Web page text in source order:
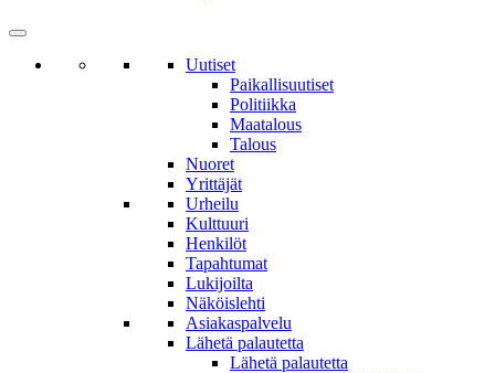
Uutiset
Paikallisuutiset
Politiikka
Maatalous
Talous
Nuoret
Yrittäjät
Urheilu
Kulttuuri
Henkilöt
Tapahtumat
Lukijoilta
Näköislehti
Asiakaspalvelu
Lähetä palautetta
Lähetä palautetta